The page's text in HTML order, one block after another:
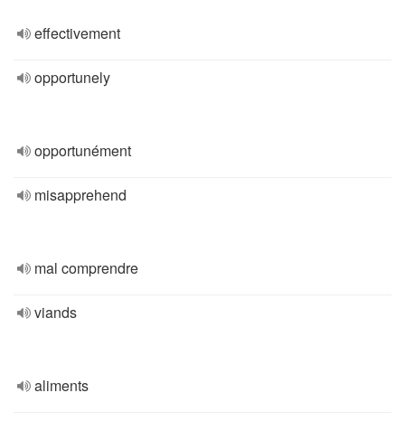
effectivement
opportunely
opportunément
misapprehend
mal comprendre
viands
aliments